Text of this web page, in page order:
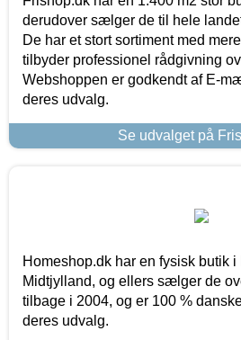
derudover sælger de til hele
De har et stort sortiment med
tilbyder professionel rådgivning
Webshoppen er godkendt af E-
deres udvalg.
Se udvalget på
Homeshop.dk har en fysisk butik
Midtjylland, og ellers sælger de
tilbage i 2004, og er 100 %
deres udvalg.